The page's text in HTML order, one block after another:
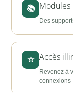
📚 Modules
Des
☆ Accès
Revenez à
connexions